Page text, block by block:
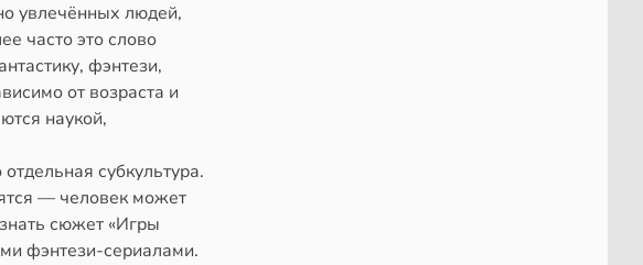
увлечённых людей,
часто это слово
фэнтези,
от возраста и
наукой,
субкультура.
— человек может
сюжет «Игры
фэнтези-сериалами.